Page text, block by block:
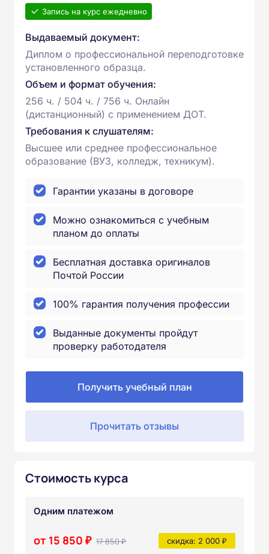
Запись на курс ежедневно
Выдаваемый документ:
Диплом о профессиональной переподготовке
установленного образца.
Объем и формат обучения:
256 ч. / 504 ч. / 756 ч. Онлайн
(дистанционный) с применением ДОТ.
Требования к слушателям:
Высшее или среднее профессиональное
образование (ВУЗ, колледж, техникум).
Гарантии указаны в договоре
Можно ознакомиться с учебным
планом до оплаты
Бесплатная доставка оригиналов
Почтой России
100% гарантия получения профессии
Выданные документы пройдут
проверку работодателя
Получить учебный план
Прочитать отзывы
Стоимость курса
Одним платежом
от 15 850 ₽ 17 850 ₽ скидка: 2 000 ₽